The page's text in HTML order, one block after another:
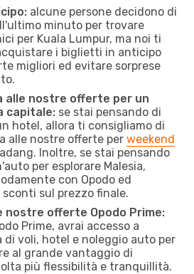
alcune persone decidono di
minuto per trovare
per Kuala Lumpur, ma noi ti
i biglietti in anticipo
migliori ed evitare sorprese
alle nostre offerte per un
capitale: se stai pensando di
hotel, allora ti consigliamo di
alle nostre offerte per weekend
Inoltre, se stai pensando
per esplorare Malesia,
con Opodo ed
sul prezzo finale.
nostre offerte Opodo Prime:
Prime, avrai accesso a
di voli, hotel e noleggio auto per
al grande vantaggio di
più flessibilità e tranquillità.